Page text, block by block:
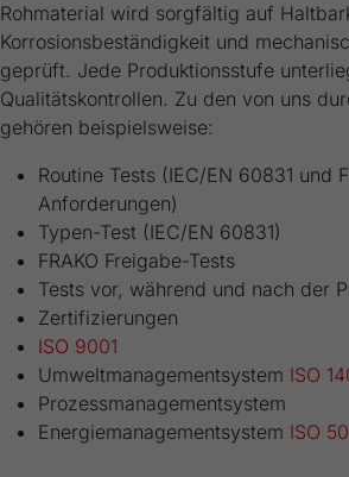
Rohmaterial wird sorgfältig auf
Korrosionsbeständigkeit und
geprüft. Jede Produktionsstufe
Qualitätskontrollen. Zu den von uns
gehören beispielsweise:
Routine Tests (IEC/EN 60831 und
Anforderungen)
Typen-Test (IEC/EN 60831)
FRAKO Freigabe-Tests
Tests vor, während und nach der
Zertifizierungen
ISO 9001
Umweltmanagementsystem ISO
Prozessmanagementsystem
Energiemanagementsystem ISO